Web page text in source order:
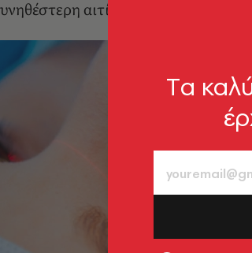
αιτία απώλειας όρασης
Tα